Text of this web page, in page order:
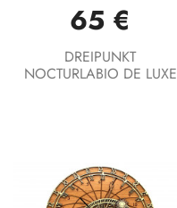
65 €
DREIPUNKT
NOCTURLABIO DE LUXE